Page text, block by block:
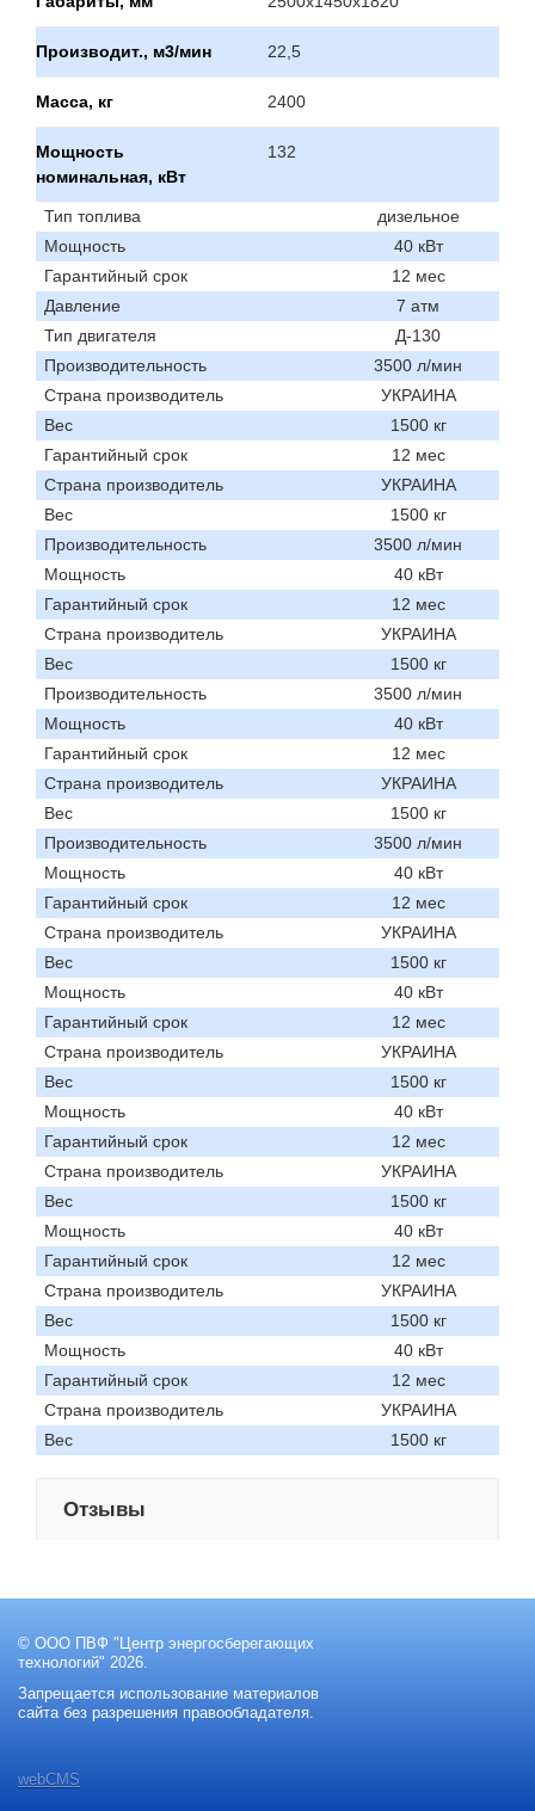
Производит., м3/мин 22,5
Масса, кг 2400
Мощность
номинальная, кВт
132
Тип топлива
дизельное
Мощность
40 кВт
Гарантийный срок
12 мес
Давление
7 атм
Тип двигателя
Д-130
Производительность
3500 л/мин
Страна производитель
УКРАИНА
Вес
1500 кг
Гарантийный срок
12 мес
Страна производитель
УКРАИНА
Вес
1500 кг
Производительность
3500 л/мин
Мощность
40 кВт
Гарантийный срок
12 мес
Страна производитель
УКРАИНА
Вес
1500 кг
Производительность
3500 л/мин
Мощность
40 кВт
Гарантийный срок
12 мес
Страна производитель
УКРАИНА
Вес
1500 кг
Производительность
3500 л/мин
Мощность
40 кВт
Гарантийный срок
12 мес
Страна производитель
УКРАИНА
Вес
1500 кг
Мощность
40 кВт
Гарантийный срок
12 мес
Страна производитель
УКРАИНА
Вес
1500 кг
Мощность
40 кВт
Гарантийный срок
12 мес
Страна производитель
УКРАИНА
Вес
1500 кг
Мощность
40 кВт
Гарантийный срок
12 мес
Страна производитель
УКРАИНА
Вес
1500 кг
Мощность
40 кВт
Гарантийный срок
12 мес
Страна производитель
УКРАИНА
Вес
1500 кг
Отзывы
© ООО ПВФ "Центр энергосберегающих
технологий" 2026.
Запрещается использование материалов
сайта без разрешения правообладателя.
webCMS